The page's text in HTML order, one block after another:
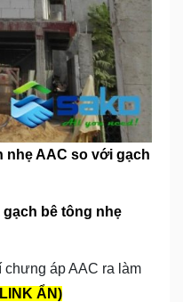
nhẹ AAC so với gạch
gạch bê tông nhẹ
chưng áp AAC ra làm
ẨN)